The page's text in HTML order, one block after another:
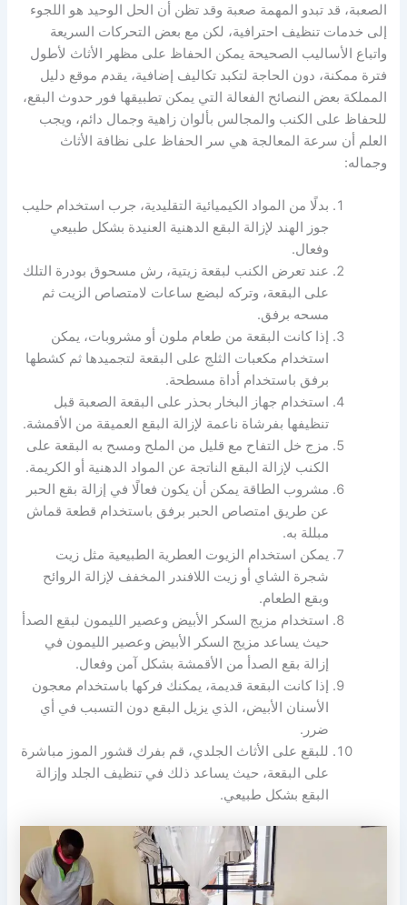
الصعبة، قد تبدو المهمة صعبة وقد تظن أن الحل الوحيد هو اللجوء
إلى خدمات تنظيف احترافية، لكن مع بعض التحركات السريعة
واتباع الأساليب الصحيحة يمكن الحفاظ على مظهر الأثاث لأطول
فترة ممكنة، دون الحاجة لتكبد تكاليف إضافية، يقدم موقع دليل
المملكة بعض النصائح الفعالة التي يمكن تطبيقها فور حدوث البقع،
للحفاظ على الكنب والمجالس بألوان زاهية وجمال دائم، ويجب
العلم أن سرعة المعالجة هي سر الحفاظ على نظافة الأثاث
وجماله:
بدلًا من المواد الكيميائية التقليدية، جرب استخدام حليب
جوز الهند لإزالة البقع الدهنية العنيدة بشكل طبيعي
وفعال.
عند تعرض الكنب لبقعة زيتية، رش مسحوق بودرة التلك
على البقعة، وتركه لبضع ساعات لامتصاص الزيت ثم
مسحه برفق.
إذا كانت البقعة من طعام ملون أو مشروبات، يمكن
استخدام مكعبات الثلج على البقعة لتجميدها ثم كشطها
برفق باستخدام أداة مسطحة.
استخدام جهاز البخار بحذر على البقعة الصعبة قبل
تنظيفها بفرشاة ناعمة لإزالة البقع العميقة من الأقمشة.
مزج خل التفاح مع قليل من الملح ومسح به البقعة على
الكنب لإزالة البقع الناتجة عن المواد الدهنية أو الكريمة.
مشروب الطاقة يمكن أن يكون فعالًا في إزالة بقع الحبر
عن طريق امتصاص الحبر برفق باستخدام قطعة قماش
مبللة به.
يمكن استخدام الزيوت العطرية الطبيعية مثل زيت
شجرة الشاي أو زيت اللافندر المخفف لإزالة الروائح
وبقع الطعام.
استخدام مزيج السكر الأبيض وعصير الليمون لبقع الصدأ
حيث يساعد مزيج السكر الأبيض وعصير الليمون في
إزالة بقع الصدأ من الأقمشة بشكل آمن وفعال.
إذا كانت البقعة قديمة، يمكنك فركها باستخدام معجون
الأسنان الأبيض، الذي يزيل البقع دون التسبب في أي
ضرر.
للبقع على الأثاث الجلدي، قم بفرك قشور الموز مباشرة
على البقعة، حيث يساعد ذلك في تنظيف الجلد وإزالة
البقع بشكل طبيعي.